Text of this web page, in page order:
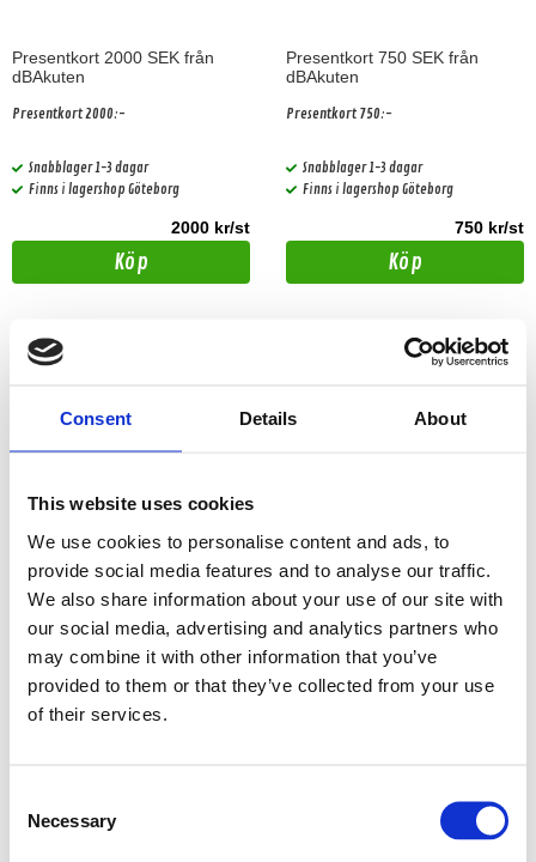
Consent Details About
This website uses cookies
We use cookies to personalise content and ads, to
provide social media features and to analyse our traffic.
We also share information about your use of our site with
our social media, advertising and analytics partners who
may combine it with other information that you’ve
provided to them or that they’ve collected from your use
of their services.
Selection
Necessary
Presentkort 2000 SEK från
dBAkuten
Presentkort 2000:-
Snabblager 1-3 dagar
Finns i lagershop Göteborg
2000 kr/st
Köp
Presentkort 750 SEK från
dBAkuten
Presentkort 750:-
Snabblager 1-3 dagar
Finns i lagershop Göteborg
750 kr/st
Köp
Presentkort 350 SEK från
Presentkort 350:-
Köp
Presentkort 1500 SEK från
Presentkort 1500:-